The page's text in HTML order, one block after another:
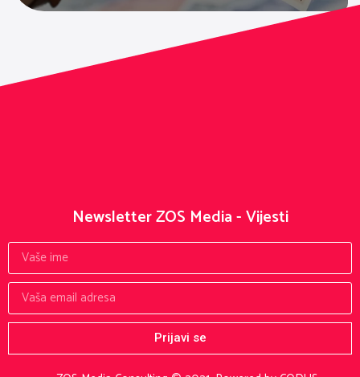
Newsletter ZOS Media - Vijesti
Prijavi se